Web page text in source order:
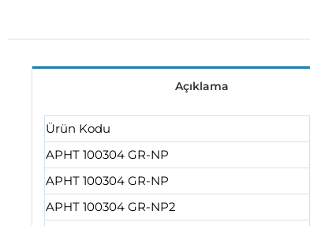
Açıklama
Ürün Kodu
APHT 100304 GR-NP
APHT 100304 GR-NP
APHT 100304 GR-NP2